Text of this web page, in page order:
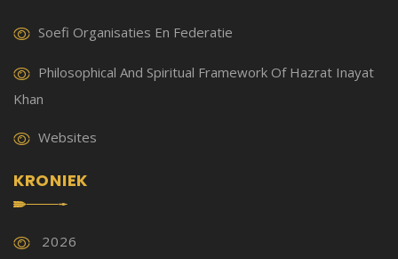
Soefi Organisaties En Federatie
Philosophical And Spiritual Framework Of Hazrat Inayat
Khan
Websites
KRONIEK
2026